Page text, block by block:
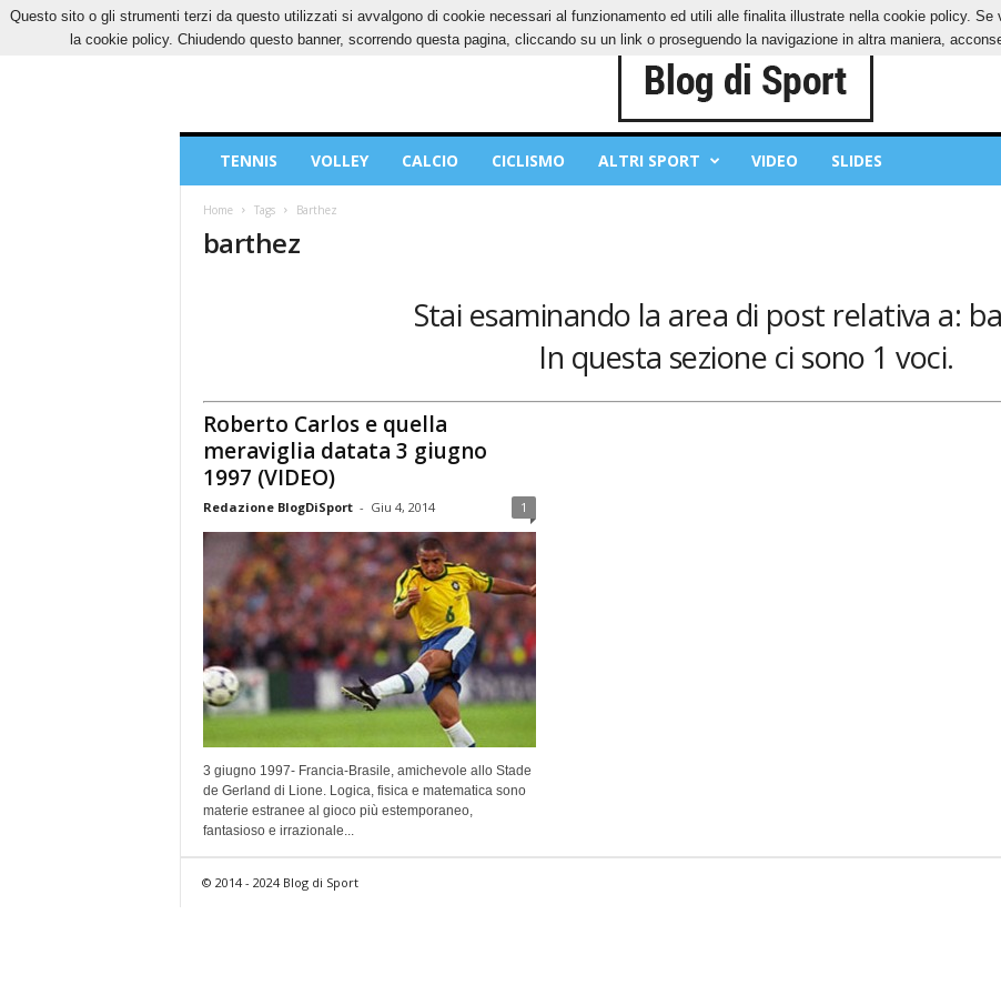
GIOVEDÌ, 6 AGOSTO 2026 CONTATTI COOKIES PRIVACY POLICY
Sport
TENNIS VOLLEY CALCIO CICLISMO ALTRI SPORT VIDEO SLIDES
Home Tags Barthez
barthez
Stai esaminando la area di post relativa a:
In questa sezione ci sono 1 voci.
Roberto Carlos e quella
meraviglia datata 3 giugno
1997 (VIDEO)
Redazione BlogDiSport - Giu 4, 2014 1
3 giugno 1997- Francia-Brasile, amichevole allo Stade
de Gerland di Lione. Logica, fisica e matematica sono
materie estranee al gioco più estemporaneo,
fantasioso e irrazionale...
© 2014 - 2024 Blog di Sport
Questo sito o gli strumenti terzi da questo utilizzati si avvalgono di cookie necessari al funzionamento ed utili alle finalita illustrate nella cookie policy.
la cookie policy. Chiudendo questo banner, scorrendo questa pagina, cliccando su un link o proseguendo la navigazione in altra maniera,